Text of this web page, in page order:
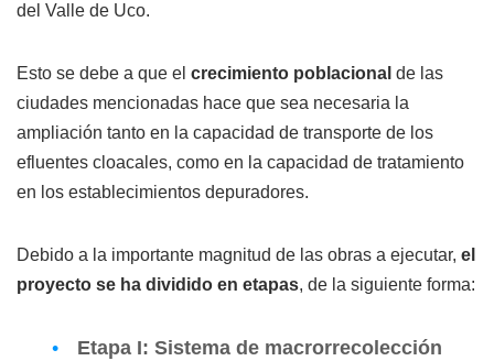
del Valle de Uco.
Esto se debe a que el crecimiento poblacional de las
ciudades mencionadas hace que sea necesaria la
ampliación tanto en la capacidad de transporte de los
efluentes cloacales, como en la capacidad de tratamiento
en los establecimientos depuradores.
Debido a la importante magnitud de las obras a ejecutar, el
proyecto se ha dividido en etapas, de la siguiente forma:
Etapa I: Sistema de macrorrecolección